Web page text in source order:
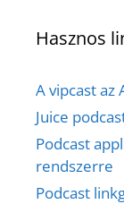
Hasznos
A vipcast az
Juice
Podcast
rendszerre
Podcast